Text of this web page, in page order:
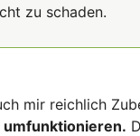
zu schaden.
mir reichlich
umfunktionieren.